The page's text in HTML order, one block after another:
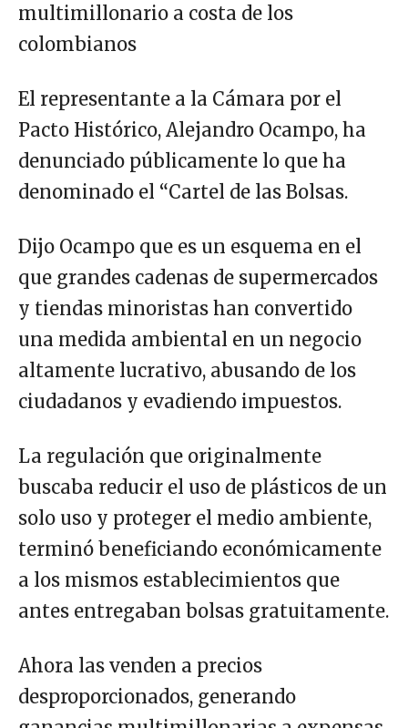
multimillonario a costa de los
colombianos
El representante a la Cámara por el
Pacto Histórico, Alejandro Ocampo, ha
denunciado públicamente lo que ha
denominado el “Cartel de las Bolsas.
Dijo Ocampo que es un esquema en el
que grandes cadenas de supermercados
y tiendas minoristas han convertido
una medida ambiental en un negocio
altamente lucrativo, abusando de los
ciudadanos y evadiendo impuestos.
La regulación que originalmente
buscaba reducir el uso de plásticos de un
solo uso y proteger el medio ambiente,
terminó beneficiando económicamente
a los mismos establecimientos que
antes entregaban bolsas gratuitamente.
Ahora las venden a precios
desproporcionados, generando